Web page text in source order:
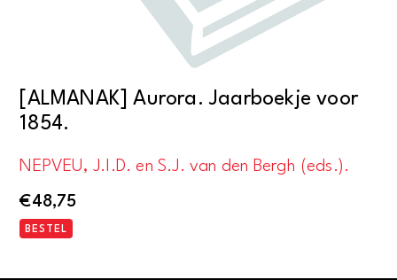
[ALMANAK] Aurora. Jaarboekje voor
1854.
NEPVEU, J.I.D. en S.J. van den Bergh (eds.).
€48,75
BESTEL